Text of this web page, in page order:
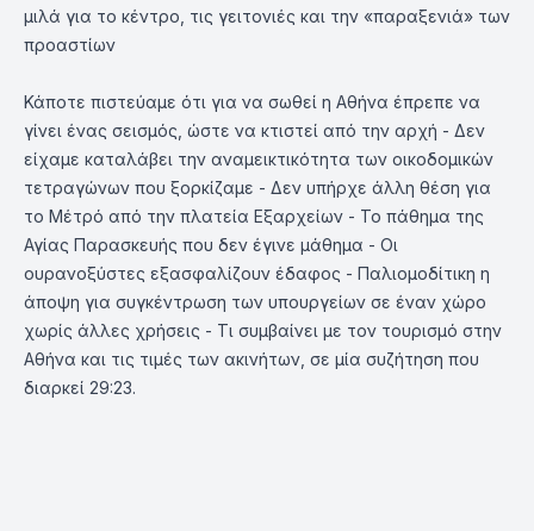
μιλά για το κέντρο, τις γειτονιές και την «παραξενιά» των
προαστίων
Κάποτε πιστεύαμε ότι για να σωθεί η Αθήνα έπρεπε να
γίνει ένας σεισμός, ώστε να κτιστεί από την αρχή - Δεν
είχαμε καταλάβει την αναμεικτικότητα των οικοδομικών
τετραγώνων που ξορκίζαμε - Δεν υπήρχε άλλη θέση για
το Μέτρό από την πλατεία Εξαρχείων - Το πάθημα της
Αγίας Παρασκευής που δεν έγινε μάθημα - Οι
ουρανοξύστες εξασφαλίζουν έδαφος - Παλιομοδίτικη η
άποψη για συγκέντρωση των υπουργείων σε έναν χώρο
χωρίς άλλες χρήσεις - Τι συμβαίνει με τον τουρισμό στην
Αθήνα και τις τιμές των ακινήτων, σε μία συζήτηση που
διαρκεί 29:23.